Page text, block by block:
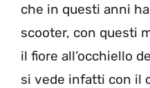
che in questi anni
scooter, con questi
il fiore all’occhiello
si vede infatti con il